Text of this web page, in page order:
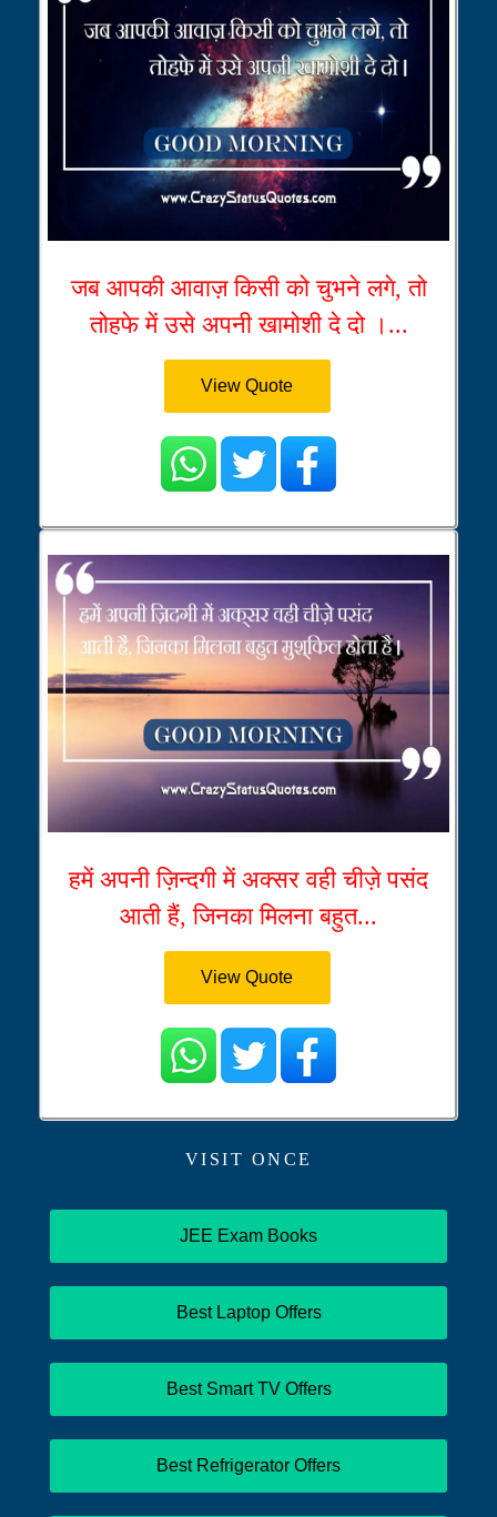
जब आपकी आवाज़ किसी को चुभने लगे, तो
तोहफे में उसे अपनी खामोशी दे दो ।...
View Quote
हमें अपनी ज़िन्दगी में अक्सर वही चीज़े पसंद
आती हैं, जिनका मिलना बहुत...
View Quote
VISIT ONCE
JEE Exam Books
Best Laptop Offers
Best Smart TV Offers
Best Refrigerator Offers